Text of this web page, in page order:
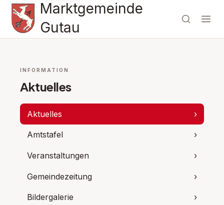
Marktgemeinde
Gutau
INFORMATION
Aktuelles
Aktuelles ›
Amtstafel ›
Veranstaltungen ›
Gemeindezeitung ›
Bildergalerie ›